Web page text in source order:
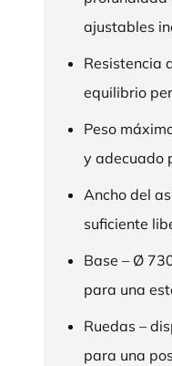
ajustables
Resistencia
equilibrio
Peso
y adecuado
Ancho del
suficiente
Base – Ø
para una
Ruedas –
para una